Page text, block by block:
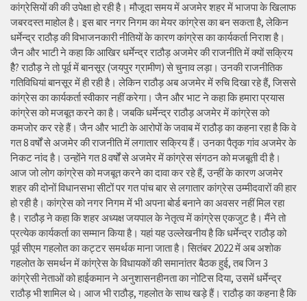
कांग्रेसियों की की उपेक्षा हो रही है। मौजूदा समय में अजमेर शहर में भाजपा के खिलाफ
जबरदस्त माहोल है। इस बार नगर निगम का मेयर कांग्रेस का बन सकता है, लेकिन
धर्मेन्द्र राठौड़ की विभाजनकारी नीतियों के कारण कांग्रेस का कार्यकर्ता निराश है।
जैन और भाटी ने कहा कि आखिर धर्मेन्द्र राठौड़ अजमेर की राजनीति में क्यों सक्रिय
हैै? राठौड़ ने तो पूर्व में बानसूर (जयपुर ग्रामीण) से चुनाव लड़ा। उनकी राजनीतिक
गतिविधियां बानसूर में ही रही है। लेकिन राठौड़ अब अजमेर में रुचि दिखा रहे हैं, जिससे
कांग्रेस का कार्यकर्ता स्वीकार नहीं करेगा। जैन और भाट ने कहा कि हमारा प्रयास
कांग्रेस को मजबूत करने का है। जबकि धर्मेन्द्र राठौड़ अजमेर में कांग्रेस को
कमजोर कर रहे हैं। जैन और भाटी के आरोपों के जवाब में राठौड़ का कहना रहा है कि वे
गत 8 वर्षों से अजमेर की राजनीति में लगातार सक्रिय हैं। उनका पैतृक गांव अजमेर के
निकट नांद है। उन्होंने गत 8 वर्षों से अजमेर में कांग्रेस संगठन को मजबूती दी है।
आज जो लोग कांग्रेस को मजबूत करने का दावा कर रहे हैं, उन्हीं के कारण अजमेर
शहर की दोनों विधानसभा सीटों पर गत पांच बार से लगातार कांग्रेस उम्मीदवारों की हार
हो रही है। कांग्रेस को नगर निगम में भी अपना बोर्ड बनाने का अवसर नहीं मिल रहा
है। राठौड़ ने कहा कि शहर अध्यक्ष जयपाल के नेतृत्व में कांग्रेस एकजुट है। मैंने तो
प्रत्येक कार्यकर्ता का सम्मान किया है। यहां यह उल्लेखनीय है कि धर्मेन्द्र राठौड़ को
पूर्व सीएम गहलोत का कट्टर समर्थक माना जाता है। सितंबर 2022 में अब अशोक
गहलोत के समर्थन में कांग्रेस के विधायकों की समानांतर बैठक हुई, तब जिन 3
कांग्रेसी नेताओं को हाईकमान ने अनुशासनहीनता का नोटिस दिया, उसमें धर्मेन्द्र
राठौड़ भी शामिल थे। आज भी राठौड़, गहलोत के साथ खड़े हैं। राठौड़ का कहना है कि